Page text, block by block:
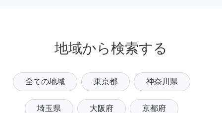
地域から検索する
全ての地域 東京都 神奈川県
埼玉県 大阪府 京都府